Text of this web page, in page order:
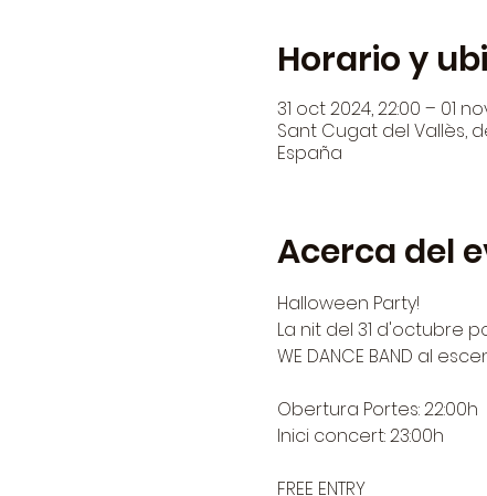
Horario y
31 oct 2024, 22:00 – 01
Sant Cugat del Vallès,
España
Acerca del
Halloween Party!
La nit del 31 d'octubre
WE DANCE BAND al
Obertura Portes: 22:00h
Inici concert: 23:00h
FREE ENTRY